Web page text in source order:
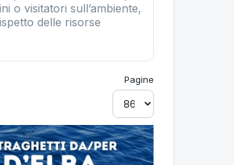
o visitatori sull’ambiente,
delle risorse
Pagine